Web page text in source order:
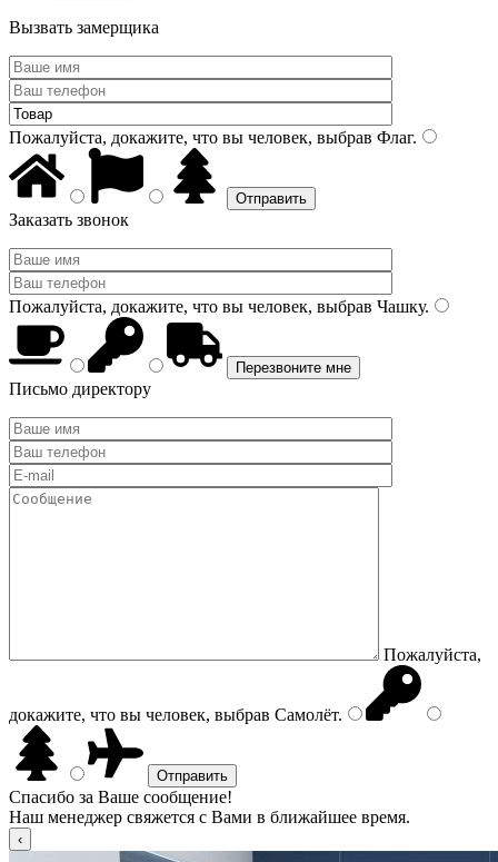
Вызвать замерщика
Пожалуйста, докажите, что вы человек, выбрав Флаг.
Заказать звонок
Пожалуйста, докажите, что вы человек, выбрав Чашку.
Письмо директору
Пожалуйста,
докажите, что вы человек, выбрав Самолёт.
Спасибо за Ваше сообщение!
Наш менеджер свяжется с Вами в ближайшее время.